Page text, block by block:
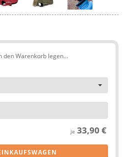
den Warenkorb legen...
je 33,90 €